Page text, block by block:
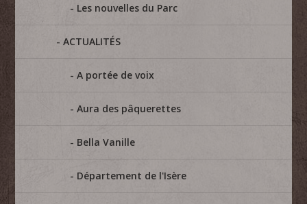
Les nouvelles du Parc
ACTUALITÉS
A portée de voix
Aura des pâquerettes
Bella Vanille
Département de l'Isère